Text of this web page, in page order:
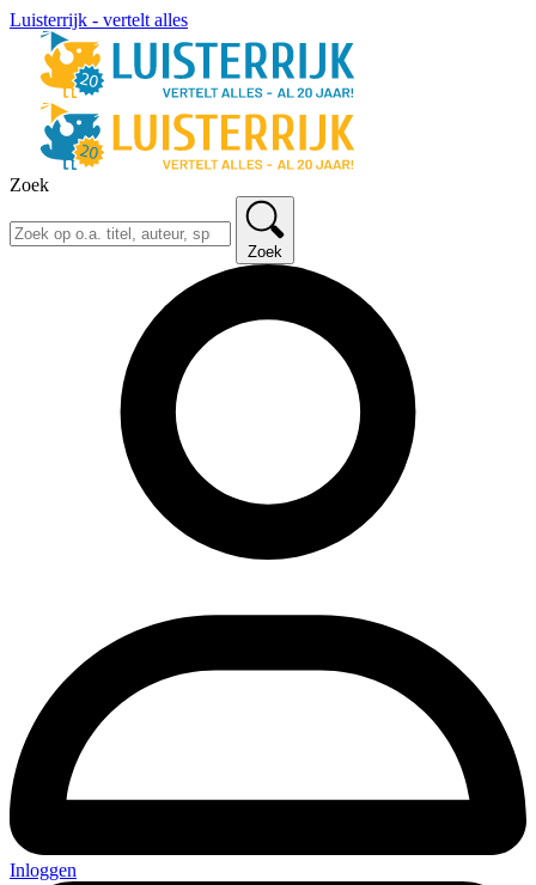
Luisterrijk - vertelt alles
Zoek
Zoek
Inloggen